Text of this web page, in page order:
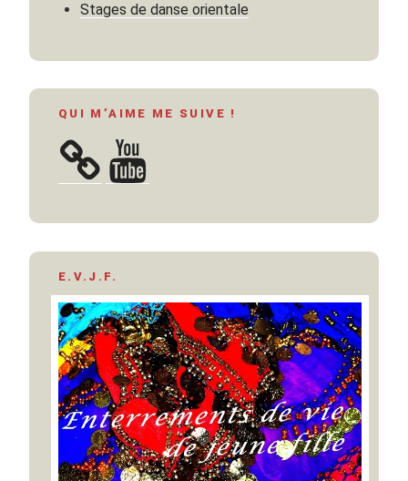
Stages de danse orientale
QUI M’AIME ME SUIVE !
YouTube
E.V.J.F.